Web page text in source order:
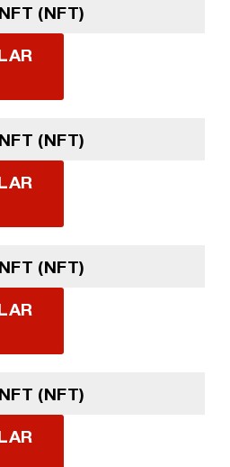
(NFT)
(NFT)
(NFT)
(NFT)